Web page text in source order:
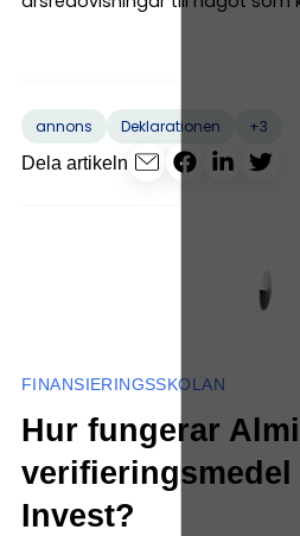
annons Deklarationen
+3
Dela artikeln
FINANSIERINGSSKOLAN
Hur fungerar
verifieringsmedel
Invest?